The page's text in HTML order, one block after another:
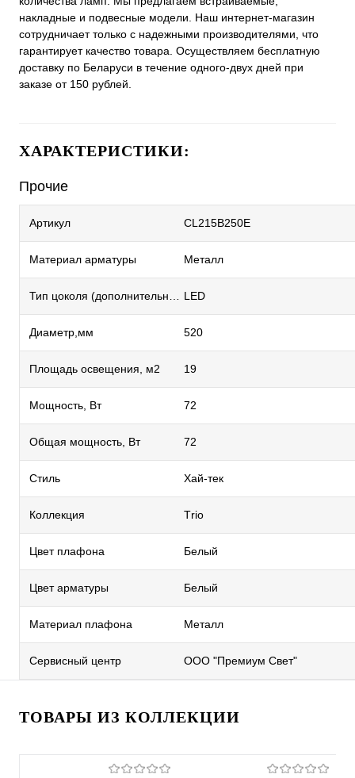
накладные и подвесные модели. Наш интернет-магазин
сотрудничает только с надежными производителями, что
гарантирует качество товара. Осуществляем бесплатную
доставку по Беларуси в течение одного-двух дней при
заказе от 150 рублей.
ХАРАКТЕРИСТИКИ:
Прочие
Артикул CL215B250E
Материал арматуры Металл
LED
Диаметр,мм 520
Площадь освещения, м2 19
Мощность, Вт 72
Общая мощность, Вт 72
Стиль Хай-тек
Коллекция Тrio
Цвет плафона Белый
Цвет арматуры Белый
Материал плафона Металл
Сервисный центр ООО "Премиум Свет"
ТОВАРЫ ИЗ КОЛЛЕКЦИИ